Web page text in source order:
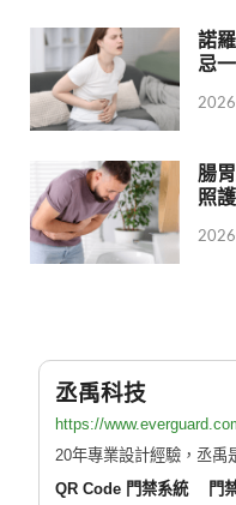
諾
忌
腸
照
丞禹科技
https://
20年專業設計經驗，丞禹
QR Code 門禁系統
門